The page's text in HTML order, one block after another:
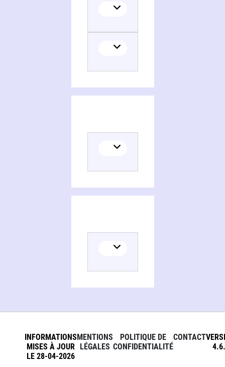
INFORMATIONS
MISES À JOUR
LE 28-04-2026
MENTIONS
LÉGALES
POLITIQUE DE
CONFIDENTIALITÉ
CONTACT